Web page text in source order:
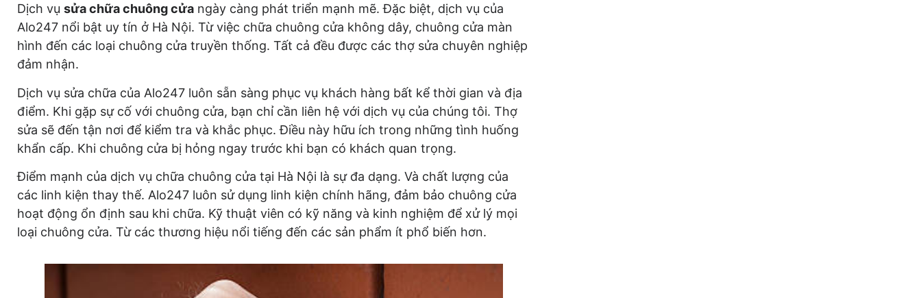
Dịch vụ sửa chữa chuông cửa ngày càng phát triển mạnh mẽ. Đặc biệt, dịch vụ của
Alo247 nổi bật uy tín ở Hà Nội. Từ việc chữa chuông cửa không dây, chuông cửa màn
hình đến các loại chuông cửa truyền thống. Tất cả đều được các thợ sửa chuyên nghiệp
đảm nhận.
Dịch vụ sửa chữa của Alo247 luôn sẵn sàng phục vụ khách hàng bất kể thời gian và địa
điểm. Khi gặp sự cố với chuông cửa, bạn chỉ cần liên hệ với dịch vụ của chúng tôi. Thợ
sửa sẽ đến tận nơi để kiểm tra và khắc phục. Điều này hữu ích trong những tình huống
khẩn cấp. Khi chuông cửa bị hỏng ngay trước khi bạn có khách quan trọng.
Điểm mạnh của dịch vụ chữa chuông cửa tại Hà Nội là sự đa dạng. Và chất lượng của
các linh kiện thay thế. Alo247 luôn sử dụng linh kiện chính hãng, đảm bảo chuông cửa
hoạt động ổn định sau khi chữa. Kỹ thuật viên có kỹ năng và kinh nghiệm để xử lý mọi
loại chuông cửa. Từ các thương hiệu nổi tiếng đến các sản phẩm ít phổ biến hơn.